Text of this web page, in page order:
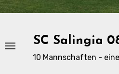
SC Salingia
10 Mannschaften -